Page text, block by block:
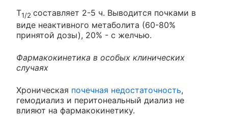
T1/2 составляет 2-5 ч. Выводится почками в
виде неактивного метаболита (60-80%
принятой дозы), 20% - с желчью.
Фармакокинетика в особых клинических
случаях
Хроническая почечная недостаточность,
гемодиализ и перитонеальный диализ не
влияют на фармакокинетику.